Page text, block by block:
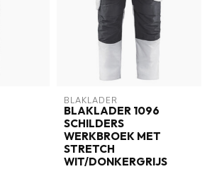
BLAKLADER
BLAKLADER 1096
SCHILDERS
WERKBROEK MET
STRETCH
WIT/DONKERGRIJS